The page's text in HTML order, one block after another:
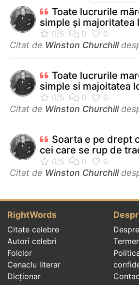
Toate lucrurile
simple şi majoritatea
Citat de Winston Churchill
Toate lucrurile
simple si majoitatea
Citat de Winston Churchill
Soarta e pe drept
cei care se rup de
Citat de Winston Churchill
RightWords
Citate celebre
Autori celebri
Folclor
Cenaclu literar
Dicționar